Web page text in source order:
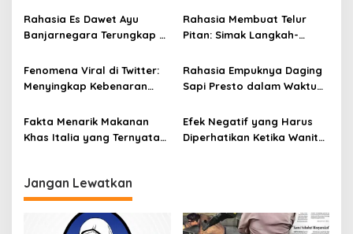
o
Rahasia Es Dawet Ayu
Banjarnegara Terungkap di
Rahasia Membuat Telur
Pitan: Simak Langkah-
Panduannya
Fenomena Viral di Twitter:
Menyingkap Kebenaran
Sama dengan Daging
Rahasia Empuknya Daging
Sapi Presto dalam Waktu
Fakta Menarik Makanan
Khas Italia yang Ternyata
Efek Negatif yang Harus
Diperhatikan Ketika Wanita
Jangan Lewatkan